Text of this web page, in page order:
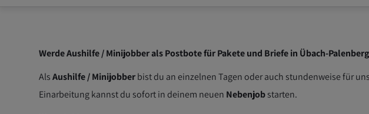
Werde Aushilfe / Minijobber als Postbote für Pakete und Briefe in Übach-Palenberg
AlsAushilfe / Minijobberbist du an einzelnen Tagen oder auch stundenweise für
Einarbeitung kannst du sofort in deinem neuen Nebenjobstarten.